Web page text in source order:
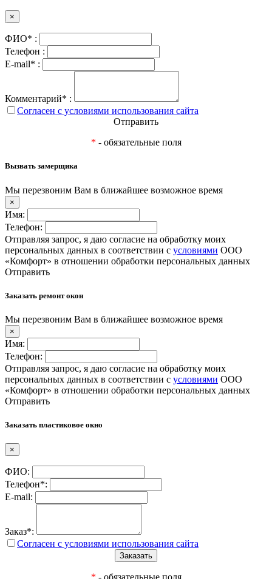
×
ФИО* :
Телефон :
E-mail* :
Комментарий* :
Согласен с условиями использования сайта
Отправить
* - обязательные поля
Вызвать замерщика
Мы перезвоним Вам в ближайшее возможное время
×
Имя:
Телефон:
Отправляя запрос, я даю согласие на обработку моих
персональных данных в соответствии с условиями ООО
«Комфорт» в отношении обработки персональных данных
Отправить
Заказать ремонт окон
Мы перезвоним Вам в ближайшее возможное время
×
Имя:
Телефон:
Отправляя запрос, я даю согласие на обработку моих
персональных данных в соответствии с условиями ООО
«Комфорт» в отношении обработки персональных данных
Отправить
Заказать пластиковое окно
×
ФИО:
Телефон*:
E-mail:
Заказ*:
Согласен с условиями использования сайта